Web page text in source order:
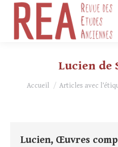
Lucien de
Vous êtes ici :
Accueil Articles avec
Lucien, Œuvres